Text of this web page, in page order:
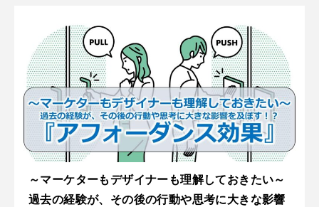
～マーケターもデザイナーも理解しておきたい～
過去の経験が、その後の行動や思考に大きな影響